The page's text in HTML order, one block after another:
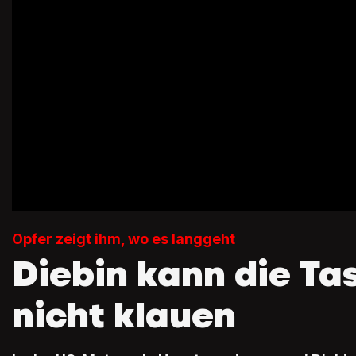
Opfer zeigt ihm, wo es langgeht
Diebin kann die
nicht klauen